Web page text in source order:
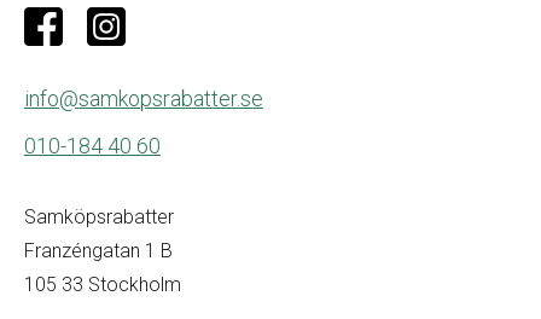
info@samkopsrabatter.se
010-184 40 60
Samköpsrabatter
Franzéngatan 1 B
105 33 Stockholm